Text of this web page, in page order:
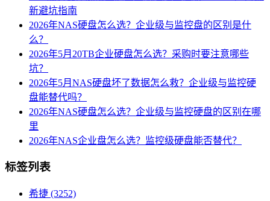
新避坑指南
2026年NAS硬盘怎么选？企业级与监控盘的区别是什
么？
2026年5月20TB企业硬盘怎么选？采购时要注意哪些
坑？
2026年5月NAS硬盘坏了数据怎么救？企业级与监控硬
盘能替代吗？
2026年NAS硬盘怎么选？企业级与监控硬盘的区别在哪
里
2026年NAS企业盘怎么选？监控级硬盘能否替代？
标签列表
希捷 (3252)